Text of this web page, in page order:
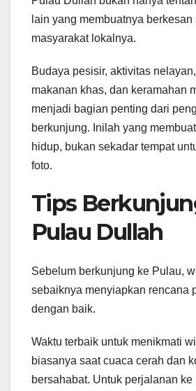
lain yang membuatnya berkesan
masyarakat lokalnya.
Budaya pesisir, aktivitas
makanan khas, dan keramahan
menjadi bagian penting dari
berkunjung. Inilah yang
hidup, bukan sekadar tempat
foto.
Tips
Pulau Dullah
Sebelum berkunjung ke Pulau,
sebaiknya menyiapkan rencana
dengan baik.
Waktu terbaik untuk menikmati
biasanya saat cuaca cerah dan
bersahabat. Untuk perjalanan